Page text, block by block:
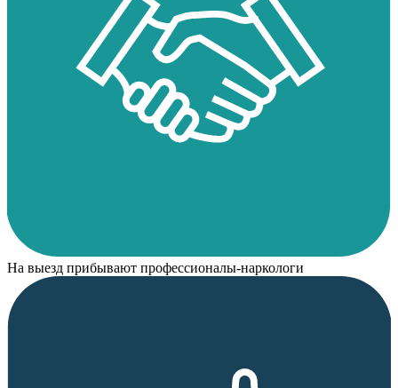
На выезд прибывают профессионалы-наркологи